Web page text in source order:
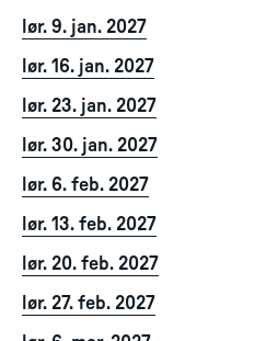
lør. 9. jan. 2027
lør. 16. jan. 2027
lør. 23. jan. 2027
lør. 30. jan. 2027
lør. 6. feb. 2027
lør. 13. feb. 2027
lør. 20. feb. 2027
lør. 27. feb. 2027